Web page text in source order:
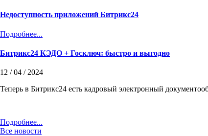
Недоступность приложений Битрикс24
Подробнее...
Битрикс24 КЭДО + Госключ: быстро и выгодно
12 / 04 / 2024
Теперь в Битрикс24 есть кадровый электронный
Подробнее...
Все новости